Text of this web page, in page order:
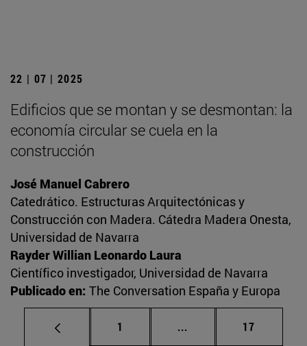
22 | 07 | 2025
Edificios que se montan y se desmontan: la
economía circular se cuela en la
construcción
José Manuel Cabrero
Catedrático. Estructuras Arquitectónicas y
Construcción con Madera. Cátedra Madera Onesta,
Universidad de Navarra
Rayder Willian Leonardo Laura
Científico investigador, Universidad de Navarra
Publicado en: The Conversation España y Europa
Página
1 ... Páginas intermedias
Página
17